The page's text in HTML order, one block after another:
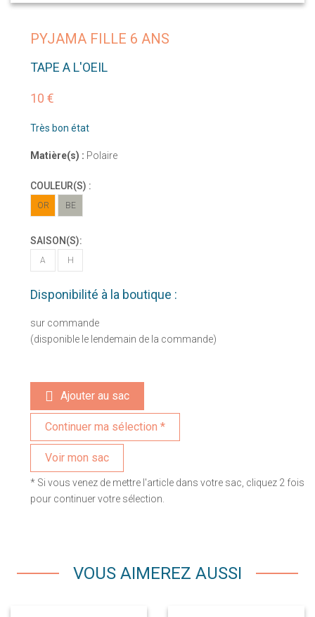
PYJAMA FILLE 6 ANS
TAPE A L'OEIL
10 €
Très bon état
Matière(s) : Polaire
COULEUR(S) :
OR BE
SAISON(S):
A H
Disponibilité à la boutique :
sur commande
(disponible le lendemain de la commande)
Ajouter au sac
Voir mon sac
* Si vous venez de mettre l'article dans votre sac, cliquez 2 fois
pour continuer votre sélection.
VOUS AIMEREZ AUSSI